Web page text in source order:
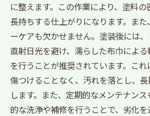
に整えます。この作業により、塗料の
長持ちする仕上がりになります。ま
ーケアも欠かせません。塗装後には、
直射日光を避け、濡らした布巾によ
を行うことが推奨されています。こ
傷つけることなく、汚れを落とし、
します。また、定期的なメンテナン
的な洗浄や補修を行うことで、劣化